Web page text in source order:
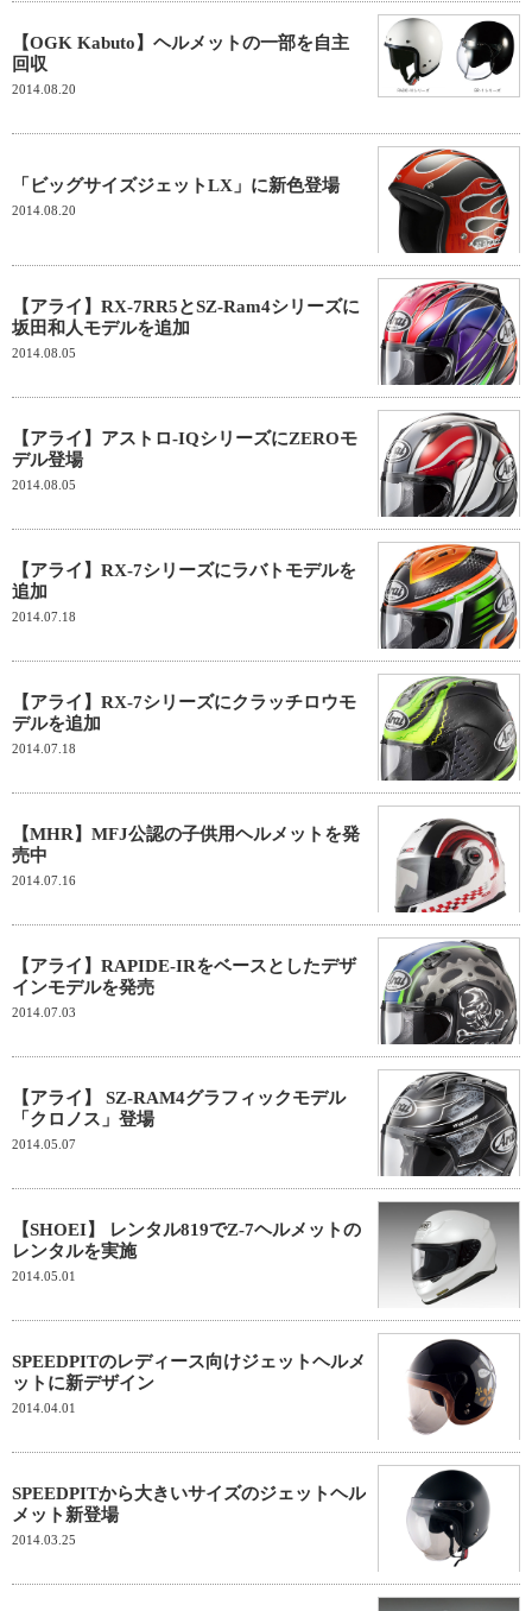
【OGK Kabuto】ヘルメットの一部を自主
回収
2014.08.20
「ビッグサイズジェットLX」に新色登場
2014.08.20
【アライ】RX-7RR5とSZ-Ram4シリーズに
坂田和人モデルを追加
2014.08.05
【アライ】アストロ-IQシリーズにZEROモ
デル登場
2014.08.05
【アライ】RX-7シリーズにラバトモデルを
追加
2014.07.18
【アライ】RX-7シリーズにクラッチロウモ
デルを追加
2014.07.18
【MHR】MFJ公認の子供用ヘルメットを発
売中
2014.07.16
【アライ】RAPIDE-IRをベースとしたデザ
インモデルを発売
2014.07.03
【アライ】 SZ-RAM4グラフィックモデル
「クロノス」登場
2014.05.07
【SHOEI】 レンタル819でZ-7ヘルメットの
レンタルを実施
2014.05.01
SPEEDPITのレディース向けジェットヘルメ
ットに新デザイン
2014.04.01
SPEEDPITから大きいサイズのジェットヘル
メット新登場
2014.03.25